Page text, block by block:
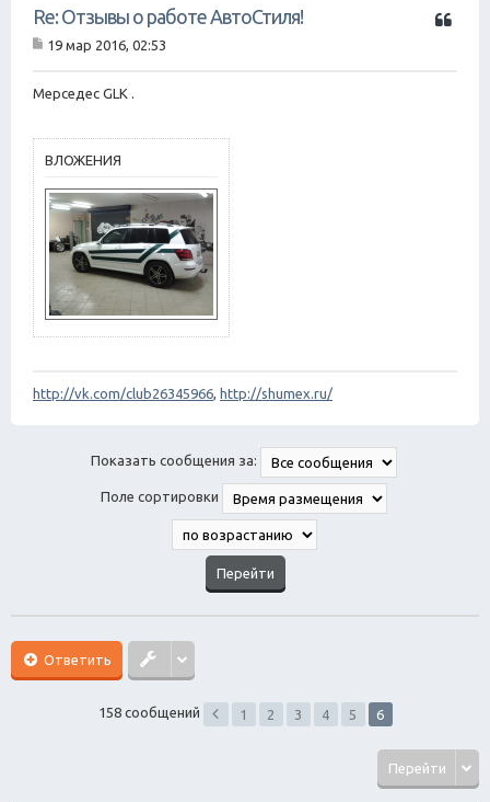
Ц
Re: Отзывы о работе АвтоСтиля!
о
е
н
и
е
19 мар 2016, 02:53
Мерседес GLK .
ВЛОЖЕНИЯ
http://vk.com/club26345966 http://shumex.ru/
Показать сообщения за:
Поле сортировки
Ответить
158 сообщений 1 2 3 4 5 6
Перейти